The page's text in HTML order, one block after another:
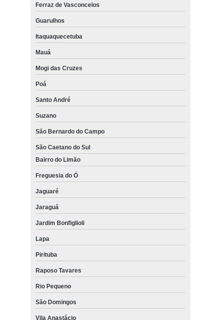
Ferraz de Vasconcelos
Guarulhos
Itaquaquecetuba
Mauá
Mogi das Cruzes
Poá
Santo André
Suzano
São Bernardo do Campo
São Caetano do Sul
Bairro do Limão
Freguesia do Ó
Jaguaré
Jaraguá
Jardim Bonfiglioli
Lapa
Pirituba
Raposo Tavares
Rio Pequeno
São Domingos
Vila Anastácio